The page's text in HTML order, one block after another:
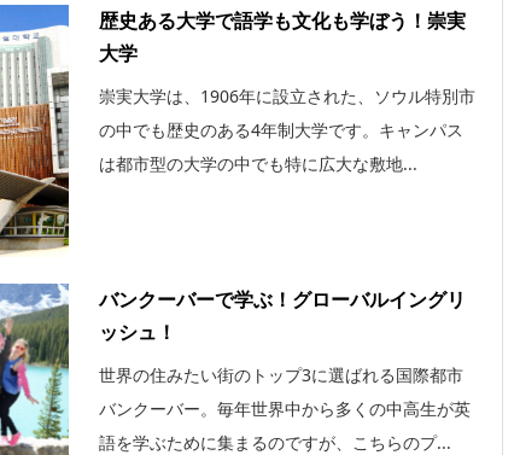
歴史ある大学で語学も文化も学ぼう！崇実
大学
崇実大学は、1906年に設立された、ソウル特別市
の中でも歴史のある4年制大学です。キャンパス
は都市型の大学の中でも特に広大な敷地...
バンクーバーで学ぶ！グローバルイングリ
ッシュ！
世界の住みたい街のトップ3に選ばれる国際都市
バンクーバー。毎年世界中から多くの中高生が英
語を学ぶために集まるのですが、こちらのプ...